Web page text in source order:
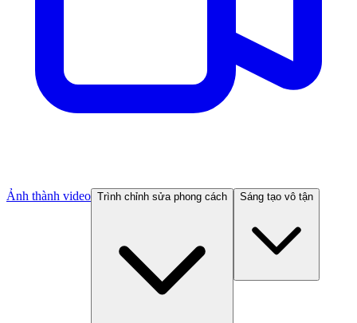
Ảnh thành video Trình chỉnh sửa phong cách Sáng tạo vô tận